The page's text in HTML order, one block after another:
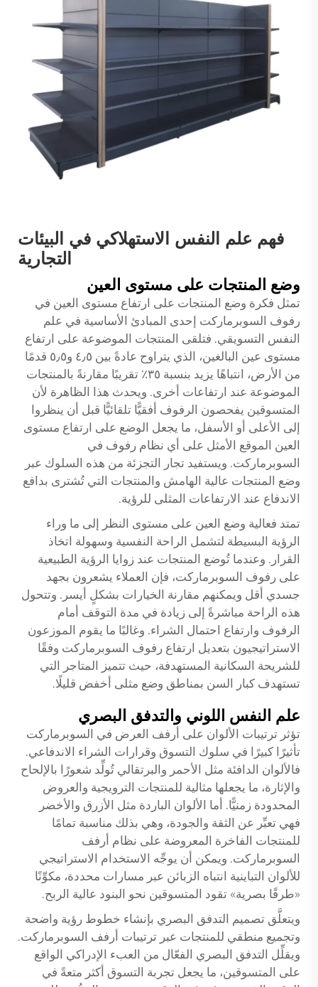
فهم علم النفس الاستهلاكي في البيئات
التجارية
وضع المنتجات على مستوى العين
تمثل فكرة وضع المنتجات على ارتفاع مستوى العين في
رفوف السوبرماركت إحدى المبادئ الأساسية في علم
النفس التسويقي. فتلقى المنتجات الموضوعة على ارتفاع
مستوى عين البالغين، الذي يتراوح عادةً بين ٤٫٥ و٥٫٥ قدمًا
من الأرض، انتباهًا يزيد بنسبة ٣٥٪ تقريبًا مقارنةً بالمنتجات
الموضوعة عند ارتفاعات أخرى. ويحدث هذا الظاهرة لأن
المتسوقين يفحصون الرفوف أفقيًّا تلقائيًّا قبل أن ينظروا
إلى الأعلى أو الأسفل، ما يجعل الوضع على ارتفاع مستوى
العين الموقع الأمثل على أي نظام رفوف في
السوبرماركت. ويستفيد تجار التجزئة من هذه السلوك عبر
وضع المنتجات عالية الهامش والمنتجات التي تُشترى بدافع
الاندفاع عند الارتفاعات المثلى للرؤية.
تمتد فعالية وضع العين على مستوى النظر إلى ما وراء
الرؤية البسيطة لتشمل الراحة النفسية وسهولة اتخاذ
القرار. وعندما تُوضع المنتجات عند زوايا الرؤية الطبيعية
على رفوف السوبرماركت، فإن العملاء يشعرون بجهد
جسدي أقل ويمكنهم مقارنة الخيارات بشكلٍ أيسر. وتتحول
هذه الراحة مباشرةً إلى زيادة في مدة التوقف أمام
الرفوف وارتفاع احتمال الشراء. وغالبًا ما يقوم الموزعون
الاستراتيجيون بتعديل ارتفاع رفوف السوبرماركت وفقًا
للشريحة السكانية المستهدفة، حيث تتميز المتاجر التي
تستهدف كبار السن بمناطق وضع مثلى أخفض قليلًا.
علم النفس اللوني والتدفق البصري
تؤثر ترتيبات الألوان على أرفف العرض في السوبرماركت
تأثيرًا كبيرًا في سلوك التسوق وقرارات الشراء الاندفاعي.
فالألوان الدافئة مثل الأحمر والبرتقالي تُولِّد شعورًا بالإلحاح
والإثارة، ما يجعلها مثالية للمنتجات الترويجية والعروض
المحدودة زمنيًّا. أما الألوان الباردة مثل الأزرق والأخضر
فهي تعبِّر عن الثقة والجودة، وهي بذلك مناسبة تمامًا
للمنتجات الفاخرة المعروضة على نظام أرفف
السوبرماركت. ويمكن أن يوجِّه الاستخدام الاستراتيجي
للألوان التباينية انتباه الزبائن عبر مسارات محددة، مكوِّنًا
«طرقًا بصرية» تقود المتسوقين نحو البنود عالية الربح.
ويتعلَّق تصميم التدفق البصري بإنشاء خطوط رؤية واضحة
وتجميع منطقي للمنتجات عبر ترتيبات أرفف السوبرماركت.
ويقلِّل التدفق البصري الفعّال من العبء الإدراكي الواقع
على المتسوقين، ما يجعل تجربة التسوق أكثر متعةً في